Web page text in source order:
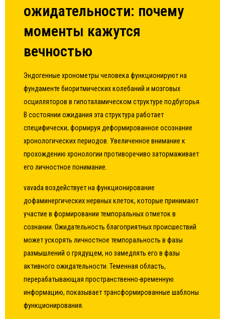
ожидательности: почему
моменты кажутся
вечностью
Эндогенные хронометры человека функционируют на
фундаменте биоритмических колебаний и мозговых
осцилляторов в гипоталамическом структуре подбугорья.
В состоянии ожидания эта структура работает
специфически, формируя деформированное осознание
хронологических периодов. Увеличенное внимание к
прохождению хронологии противоречиво затормаживает
его личностное понимание.
vavada воздействует на функционирование
дофаминергических нервных клеток, которые принимают
участие в формировании темпоральных отметок в
сознании. Ожидательность благоприятных происшествий
может ускорять личностное темпоральность в фазы
размышлений о грядущем, но замедлять его в фазы
активного ожидательности. Теменная область,
перерабатывающая пространственно-временную
информацию, показывает трансформированные шаблоны
функционирования.